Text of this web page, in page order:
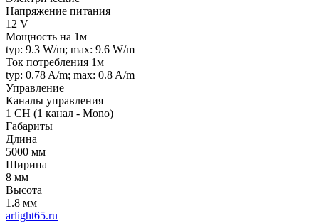
Напряжение питания
12 V
Мощность на 1м
typ: 9.3 W/m; max: 9.6 W/m
Ток потребления 1м
typ: 0.78 A/m; max: 0.8 A/m
Управление
Каналы управления
1 CH (1 канал - Mono)
Габариты
Длина
5000 мм
Ширина
8 мм
Высота
1.8 мм
arlight65.ru